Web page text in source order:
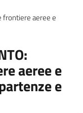
frontiere aeree e
aeree e
e